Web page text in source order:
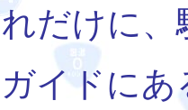
だけに
イドにあ